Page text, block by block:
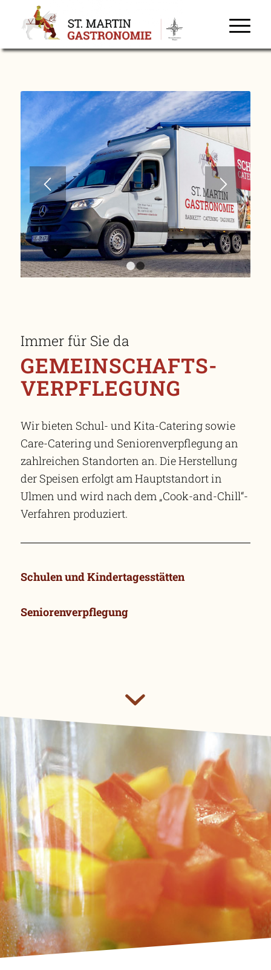
1 2
Immer für Sie da
GEMEINSCHAFTS-
VERPFLEGUNG
Wir bieten Schul- und Kita-Catering sowie
Care-Catering und Seniorenverpflegung an
zahlreichen Standorten an. Die Herstellung
der Speisen erfolgt am Hauptstandort in
Ulmen und wird nach dem „Cook-and-Chill“-
Verfahren produziert.
Schulen und Kindertagesstätten
Seniorenverpflegung